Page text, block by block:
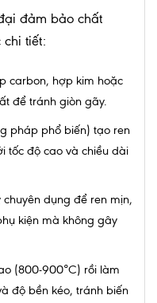
đảm bảo chất
tiết:
carbon, hợp kim hoặc
để tránh giòn gãy.
pháp phổ biến) tạo ren
tốc độ cao và chiều dài
dụng để ren mịn,
kiện mà không gây
(800-900°C) rồi làm
độ bền kéo, tránh biến